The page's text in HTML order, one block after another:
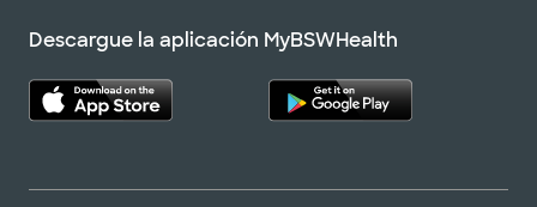
Descargue la aplicación MyBSWHealth